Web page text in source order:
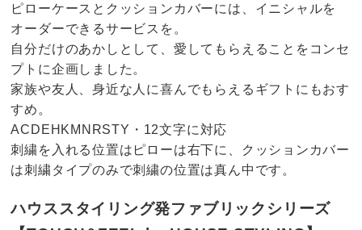
ピローケースとクッションカバーには、イニシャルを
オーダーできるサービスを。
自分だけのあかしとして、愛してもらえることをコンセ
プトに企画しました。
家族や友人、身近な人に喜んでもらえるギフトにもおす
すめ。
ACDEHKMNRSTY・12文字に対応
刺繍を入れる位置はピローは右下に、クッションカバー
は刺繍タイプのみで刺繍の位置は真ん中です。
ハウススタイリング発ファブリックシリーズ